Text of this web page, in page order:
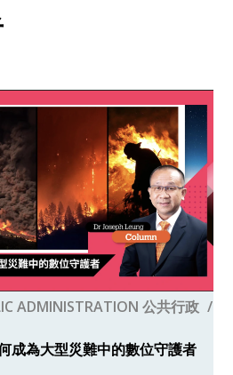
ADMINISTRATION 公共行政
成為大型災難中的數位守護者